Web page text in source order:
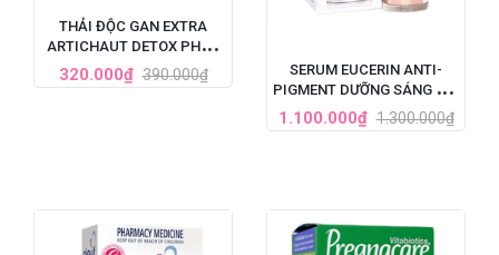
THẢI ĐỘC GAN EXTRA
ARTICHAUT DETOX PHÁP
LIỆU TRÌNH 7 NGÀY
320.000₫ 390.000₫
SERUM EUCERIN ANTI-
PIGMENT DƯỠNG SÁNG DA,
TRỊ NÁM TÀN NHANG 30ML
1.100.000₫ 1.300.000₫